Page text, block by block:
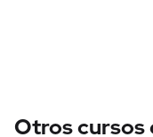
Otros cursos